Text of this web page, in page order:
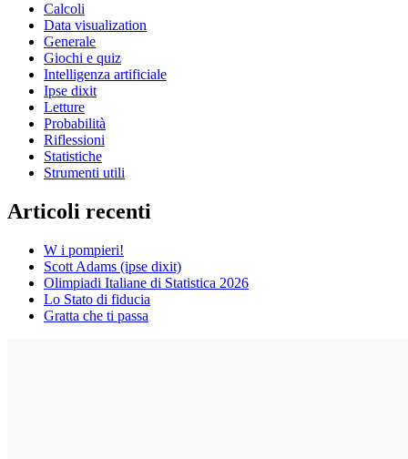
Calcoli
Data visualization
Generale
Giochi e quiz
Intelligenza artificiale
Ipse dixit
Letture
Probabilità
Riflessioni
Statistiche
Strumenti utili
Articoli recenti
W i pompieri!
Scott Adams (ipse dixit)
Olimpiadi Italiane di Statistica 2026
Lo Stato di fiducia
Gratta che ti passa